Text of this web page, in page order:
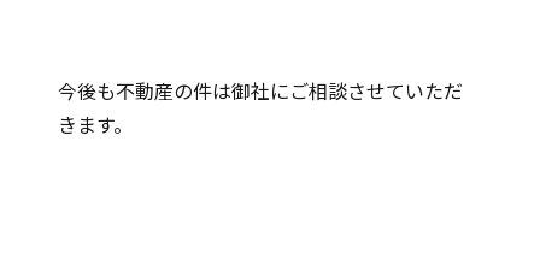
今後も不動産の件は御社にご相談させていただ
きます。